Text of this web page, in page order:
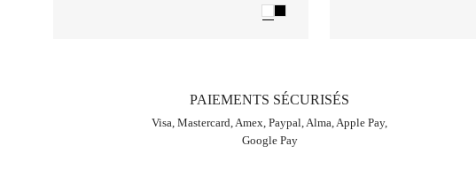
PAIEMENTS SÉCURISÉS
Visa, Mastercard, Amex, Paypal, Alma, Apple Pay,
Google Pay